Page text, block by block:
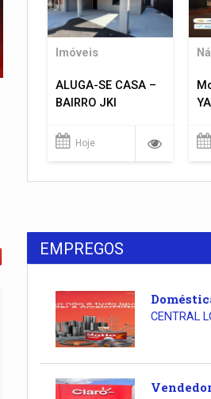
Imóveis
ALUGA-SE CASA –
BAIRRO JKI
Hoje
EMPREGOS
CENTRAL